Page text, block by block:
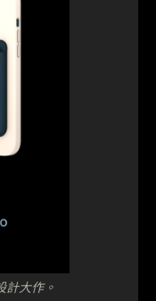
計大作。